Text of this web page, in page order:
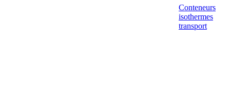
Conteneurs
isothermes
transport